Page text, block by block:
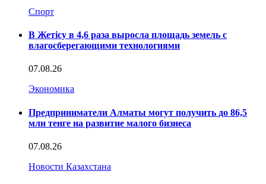
Спорт
В Жетісу в 4,6 раза выросла площадь земель с
влагосберегающими технологиями
07.08.26
Экономика
Предприниматели Алматы могут получить до 86,5
млн тенге на развитие малого бизнеса
07.08.26
Новости Казахстана